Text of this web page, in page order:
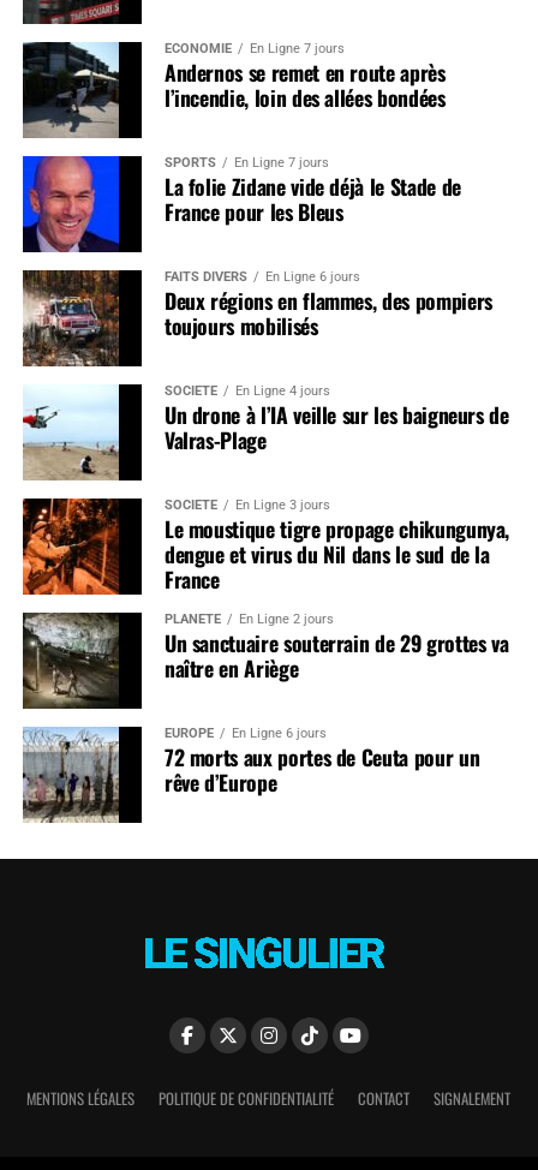
ÉCONOMIE En Ligne 7 jours
Andernos se remet en route après
l’incendie, loin des allées bondées
SPORTS En Ligne 7 jours
La folie Zidane vide déjà le Stade de
France pour les Bleus
FAITS DIVERS En Ligne 6 jours
Deux régions en flammes, des pompiers
toujours mobilisés
SOCIÉTÉ En Ligne 4 jours
Un drone à l’IA veille sur les baigneurs de
Valras-Plage
SOCIÉTÉ En Ligne 3 jours
Le moustique tigre propage chikungunya,
dengue et virus du Nil dans le sud de la
France
PLANÈTE En Ligne 2 jours
Un sanctuaire souterrain de 29 grottes va
naître en Ariège
EUROPE En Ligne 6 jours
72 morts aux portes de Ceuta pour un
rêve d’Europe
MENTIONS LÉGALES POLITIQUE DE CONFIDENTIALITÉ CONTACT SIGNALEMENT